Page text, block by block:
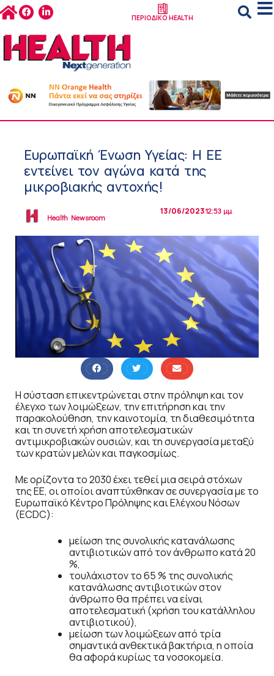
ΠΕΡΙΟΔΙΚΟ HEALTH
Ευρωπαϊκή Ένωση Υγείας: Η ΕΕ
εντείνει τον αγώνα κατά της
μικροβιακής αντοχής!
Health Newsroom
13/06/202312:53 μμ
Η σύσταση επικεντρώνεται στην πρόληψη και τον
έλεγχο των λοιμώξεων, την επιτήρηση και την
παρακολούθηση, την καινοτομία, τη διαθεσιμότητα
και τη συνετή χρήση αποτελεσματικών
αντιμικροβιακών ουσιών, και τη συνεργασία μεταξύ
των κρατών μελών και παγκοσμίως.
Με ορίζοντα το 2030 έχει τεθεί μια σειρά στόχων
της ΕΕ, οι οποίοι αναπτύχθηκαν σε συνεργασία με το
Ευρωπαϊκό Κέντρο Πρόληψης και Ελέγχου Νόσων
(ECDC):
μείωση της συνολικής κατανάλωσης
αντιβιοτικών από τον άνθρωπο κατά 20
%,
τουλάχιστον το 65 % της συνολικής
κατανάλωσης αντιβιοτικών στον
άνθρωπο θα πρέπει να είναι
αποτελεσματική (χρήση του κατάλληλου
αντιβιοτικού),
μείωση των λοιμώξεων από τρία
σημαντικά ανθεκτικά βακτήρια, η οποία
θα αφορά κυρίως τα νοσοκομεία.